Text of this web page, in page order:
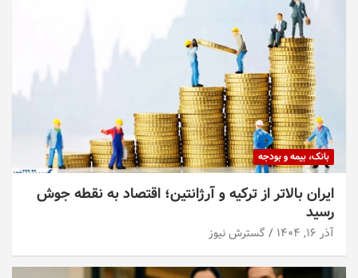
بانک، بیمه و بودجه
ایران بالاتر از ترکیه و آرژانتین؛ اقتصاد به نقطه جوش
رسید
آذر ۱۶, ۱۴۰۴ گسترش نیوز